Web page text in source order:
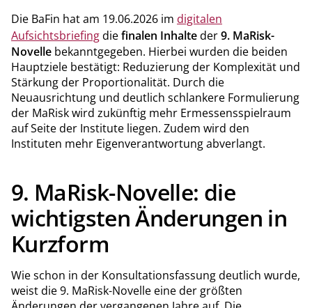
Die BaFin hat am 19.06.2026 im digitalen
Aufsichtsbriefingdiefinalen Inhalteder9. MaRisk-
Novelle bekanntgegeben. Hierbei wurden die beiden
Hauptziele bestätigt: Reduzierung der Komplexität und
Stärkung der Proportionalität. Durch die
Neuausrichtung und deutlich schlankere Formulierung
der MaRisk wird zukünftig mehr Ermessensspielraum
auf Seite der Institute liegen. Zudem wird den
Instituten mehr Eigenverantwortung abverlangt.
9. MaRisk-Novelle: die
wichtigsten Änderungen in
Kurzform
Wie schon in der Konsultationsfassung deutlich wurde,
weist die 9. MaRisk-Novelle eine der größten